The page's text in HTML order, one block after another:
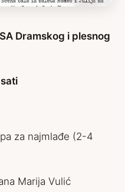
Dramskog i plesnog
za najmlađe (2-4
Marija Vulić